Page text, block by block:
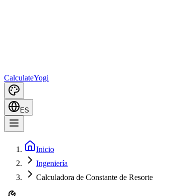
CalculateYogi
ES
Inicio
Ingeniería
Calculadora de Constante de Resorte